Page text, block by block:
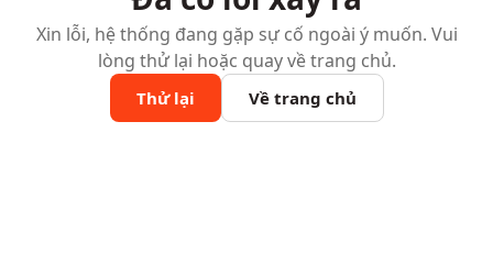
Xin lỗi, hệ thống đang gặp sự cố ngoài ý muốn. Vui
lòng thử lại hoặc quay về trang chủ.
Thử lại Về trang chủ